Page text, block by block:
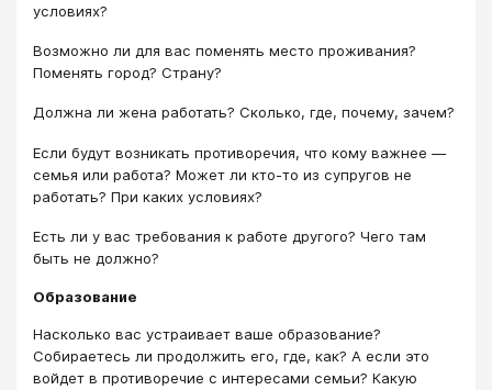
условиях?
Возможно ли для вас поменять место проживания?
Поменять город? Страну?
Должна ли жена работать? Сколько, где, почему, зачем?
Если будут возникать противоречия, что кому важнее —
семья или работа? Может ли кто-то из супругов не
работать? При каких условиях?
Есть ли у вас требования к работе другого? Чего там
быть не должно?
Образование
Насколько вас устраивает ваше образование?
Собираетесь ли продолжить его, где, как? А если это
войдет в противоречие с интересами семьи? Какую